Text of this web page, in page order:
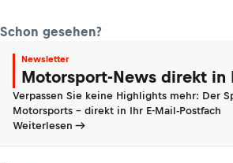
Schon gesehen?
Newsletter
Motorsport-News direkt in
Verpassen Sie keine Highlights mehr: Der
Motorsports - direkt in Ihr E-Mail-Postfach
Weiterlesen